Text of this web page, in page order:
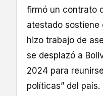
firmó un contrato
atestado sostiene
hizo trabajo de
se desplazó a
2024 para
políticas” del país.